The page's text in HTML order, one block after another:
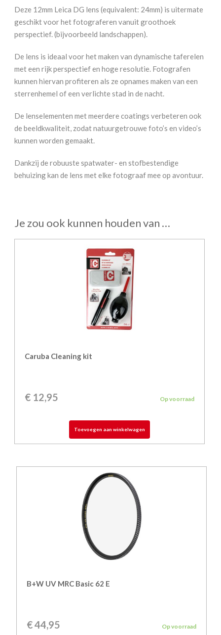
Deze 12mm Leica DG lens (equivalent: 24mm) is uitermate
geschikt voor het fotograferen vanuit groothoek
perspectief. (bijvoorbeeld landschappen).
De lens is ideaal voor het maken van dynamische taferelen
met een rijk perspectief en hoge resolutie. Fotografen
kunnen hiervan profiteren als ze opnames maken van een
sterrenhemel of een verlichte stad in de nacht.
De lenselementen met meerdere coatings verbeteren ook
de beeldkwaliteit, zodat natuurgetrouwe foto’s en video’s
kunnen worden gemaakt.
Dankzij de robuuste spatwater- en stofbestendige
behuizing kan de lens met elke fotograaf mee op avontuur.
Je zou ook kunnen houden van …
Caruba Cleaning kit
€ 12,95 Op voorraad
Toevoegen aan winkelwagen
B+W UV MRC Basic 62 E
€44,95 Op voorraad